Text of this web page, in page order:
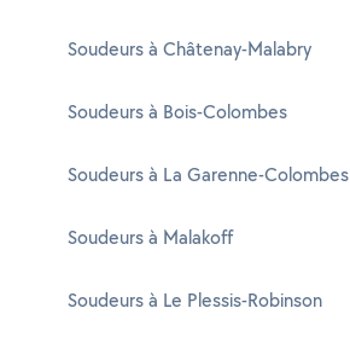
Soudeurs à Châtenay-Malabry
Soudeurs à Bois-Colombes
Soudeurs à La Garenne-Colombes
Soudeurs à Malakoff
Soudeurs à Le Plessis-Robinson